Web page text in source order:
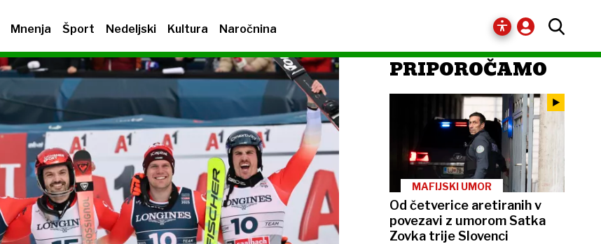
Mnenja Šport Nedeljski Kultura Naročnina
PRIPOROČAMO
MAFIJSKI UMOR
Od četverice aretiranih v
povezavi z umorom Satka
Zovka trije Slovenci